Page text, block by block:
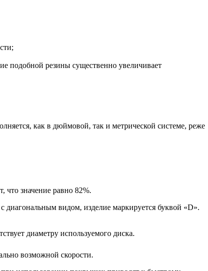
подобной резины существенно увеличивает
как в дюймовой, так и метрической системе, реже
что значение равно 82%.
диагональным видом, изделие маркируется буквой «D».
диаметру используемого диска.
возможной скорости.